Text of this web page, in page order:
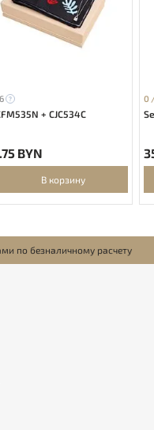
+ CJC534C
BYN
В корзину
0
по безналичному расчету